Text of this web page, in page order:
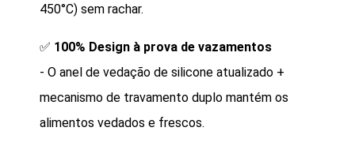
450°C) sem rachar.
✅ 100% Design à prova de vazamentos
- O anel de vedação de silicone atualizado +
mecanismo de travamento duplo mantém os
alimentos vedados e frescos.